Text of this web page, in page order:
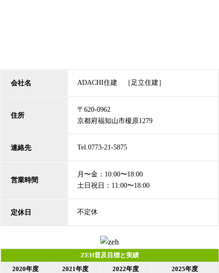
会社名 ADACHI住建 ［足立住建］
住所
〒620-0962
京都府福知山市榎原1279
連絡先 Tel.0773-21-5875
営業時間
月〜金：10:00〜18:00
土日祝日：11:00〜18:00
定休日 不定休
ZEH普及目標と実績
2020年度
2021年度 2022年度
2025年度